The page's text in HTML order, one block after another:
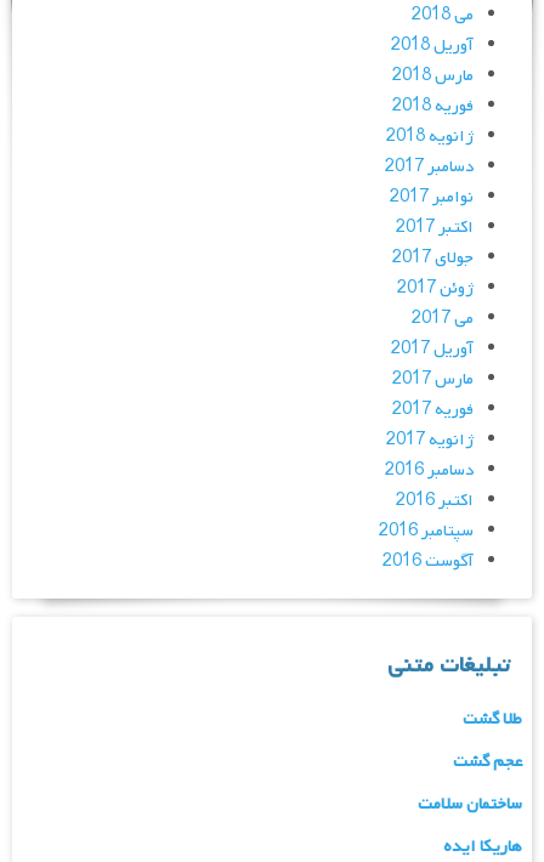
می 2018
آوریل 2018
مارس 2018
فوریه 2018
ژانویه 2018
دسامبر 2017
نوامبر 2017
اکتبر 2017
جولای 2017
ژوئن 2017
می 2017
آوریل 2017
مارس 2017
فوریه 2017
ژانویه 2017
دسامبر 2016
اکتبر 2016
سپتامبر 2016
آگوست 2016
تبلیغات متنی
طلا گشت
عجم گشت
ساختمان سلامت
هاریکا ایده